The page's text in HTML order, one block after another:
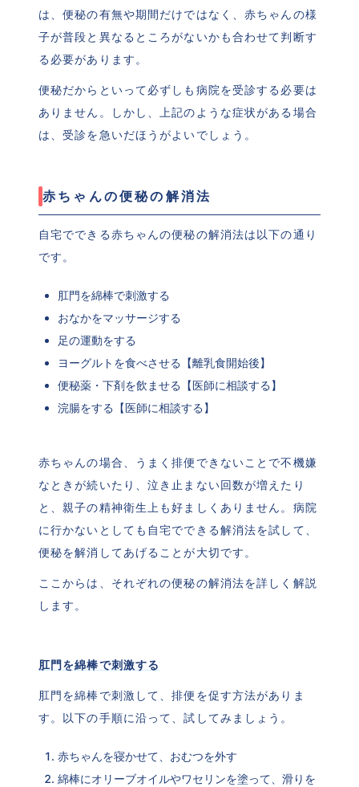
は、便秘の有無や期間だけではなく、赤ちゃんの様
子が普段と異なるところがないかも合わせて判断す
る必要があります。
便秘だからといって必ずしも病院を受診する必要は
ありません。しかし、上記のような症状がある場合
は、受診を急いだほうがよいでしょう。
赤ちゃんの便秘の解消法
自宅でできる赤ちゃんの便秘の解消法は以下の通り
です。
肛門を綿棒で刺激する
おなかをマッサージする
足の運動をする
ヨーグルトを食べさせる【離乳食開始後】
便秘薬・下剤を飲ませる【医師に相談する】
浣腸をする【医師に相談する】
赤ちゃんの場合、うまく排便できないことで不機嫌
なときが続いたり、泣き止まない回数が増えたり
と、親子の精神衛生上も好ましくありません。病院
に行かないとしても自宅でできる解消法を試して、
便秘を解消してあげることが大切です。
ここからは、それぞれの便秘の解消法を詳しく解説
します。
肛門を綿棒で刺激する
肛門を綿棒で刺激して、排便を促す方法がありま
す。以下の手順に沿って、試してみましょう。
赤ちゃんを寝かせて、おむつを外す
綿棒にオリーブオイルやワセリンを塗って、滑りを